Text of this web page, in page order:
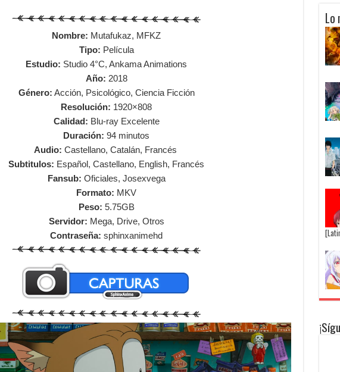
Nombre: Mutafukaz, MFKZ
Tipo: Película
Estudio: Studio 4°C, Ankama Animations
Año: 2018
Género: Acción, Psicológico, Ciencia Ficción
Resolución: 1920×808
Calidad: Blu-ray Excelente
Duración: 94 minutos
Audio: Castellano, Catalán, Francés
Subtitulos: Español, Castellano, English, Francés
Fansub: Oficiales, Josexvega
Formato: MKV
Peso: 5.75GB
Servidor: Mega, Drive, Otros
Contraseña: sphinxanimehd
Lo